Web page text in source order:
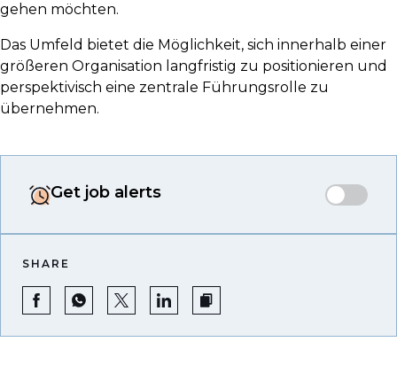
gehen möchten.
Das Umfeld bietet die Möglichkeit, sich innerhalb einer
größeren Organisation langfristig zu positionieren und
perspektivisch eine zentrale Führungsrolle zu
übernehmen.
Get job alerts
SHARE